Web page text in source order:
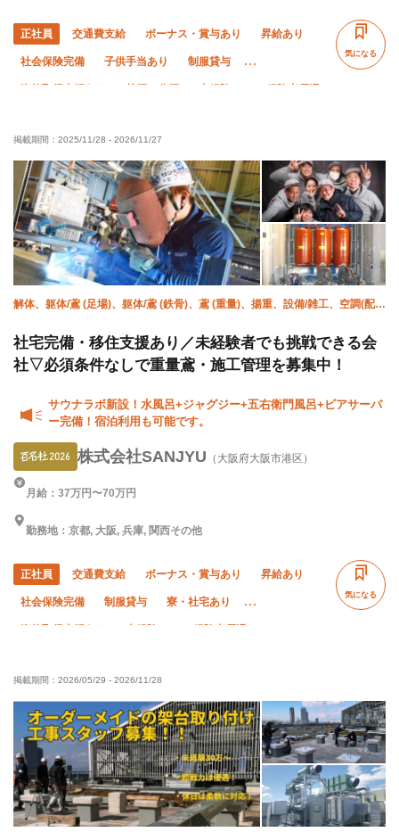
正社員 交通費支給 ボーナス・賞与あり 昇給あり
社会保険完備 子供手当あり 制服貸与
資格取得支援あり 禁煙・分煙 未経験OK 経験者優遇
車・バイク通勤OK 転勤なし
気になる
掲載期間： 2025/11/28 - 2026/11/27
解体、躯体/鳶 (足場)、躯体/鳶 (鉄骨)、鳶 (重量)、揚重、設備/雑工、空調(配
社宅完備・移住支援あり／未経験者でも挑戦できる会
社▽必須条件なしで重量鳶・施工管理を募集中！
サウナラボ新設！水風呂+ジャグジー+五右衛門風呂+ビアサーバ
ー完備！宿泊利用も可能です。
株式会社SANJYU （大阪府大阪市港区）
月給：37万円〜70万円
勤務地：京都, 大阪, 兵庫, 関西その他
正社員 交通費支給 ボーナス・賞与あり 昇給あり
社会保険完備 制服貸与 寮・社宅あり
残業月10時間以下 夏季休暇
車・バイク通勤OK 転勤なし
気になる
掲載期間： 2026/05/29 - 2026/11/28